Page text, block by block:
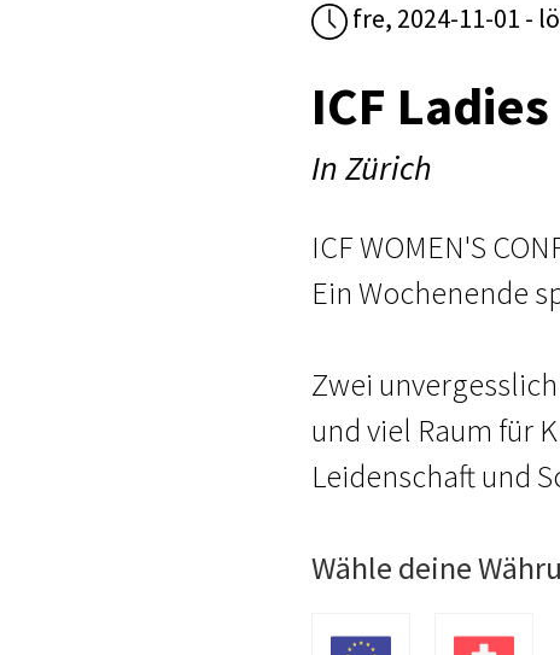
fre, 2024-11-01 -
ICF
In Zürich
ICF WOMEN'S
Ein Wochenende
Zwei
und viel Raum für
Leidenschaft und
Wähle deine